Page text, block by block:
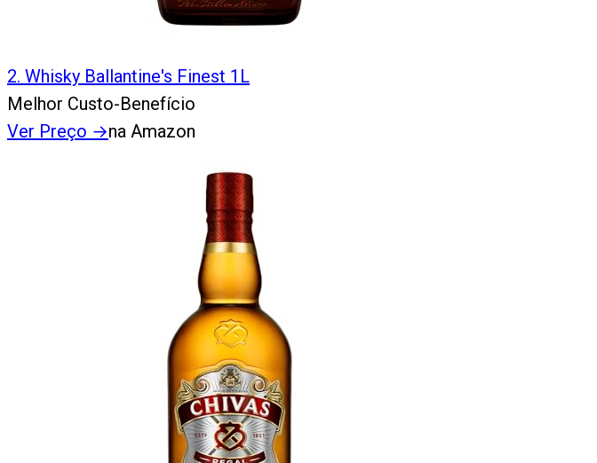
2. Whisky Ballantine's Finest 1L
Melhor Custo-Benefício
Ver Preço →na Amazon